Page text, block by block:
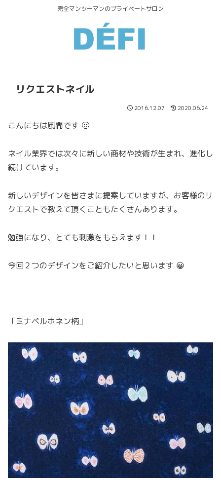
完全マンツーマンのプライベートサロン
リクエストネイル
2016.12.07 2020.06.24
こんにちは風間です 🙂
ネイル業界では次々に新しい商材や技術が生まれ、進化し
続けています。
新しいデザインを皆さまに提案していますが、お客様のリ
クエストで教えて頂くこともたくさんあります。
勉強になり、とても刺激をもらえます！！
今回２つのデザインをご紹介したいと思います 😀
「ミナペルホネン柄」